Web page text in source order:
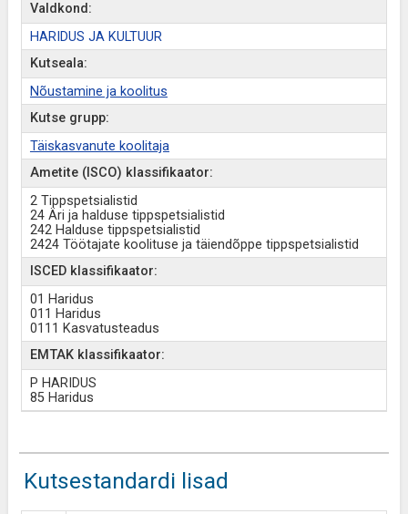
Valdkond:
HARIDUS JA KULTUUR
Kutseala:
Nõustamine ja koolitus
Kutse grupp:
Täiskasvanute koolitaja
Ametite (ISCO) klassifikaator:
2 Tippspetsialistid
24 Äri ja halduse tippspetsialistid
242 Halduse tippspetsialistid
2424 Töötajate koolituse ja täiendõppe tippspetsialistid
ISCED klassifikaator:
01 Haridus
011 Haridus
0111 Kasvatusteadus
EMTAK klassifikaator:
P HARIDUS
85 Haridus
Kutsestandardi lisad